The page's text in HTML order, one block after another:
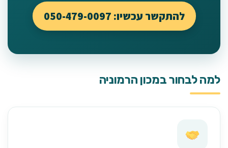
להתקשר עכשיו: 050-479-0097
למה לבחור במכון הרמוניה